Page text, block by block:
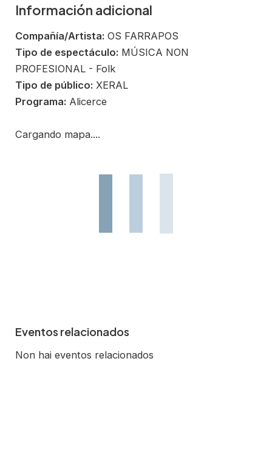
Información adicional
Compañía/Artista: OS FARRAPOS
Tipo de espectáculo: MÚSICA NON
PROFESIONAL - Folk
Tipo de público: XERAL
Programa: Alicerce
Cargando mapa....
Eventos relacionados
Non hai eventos relacionados